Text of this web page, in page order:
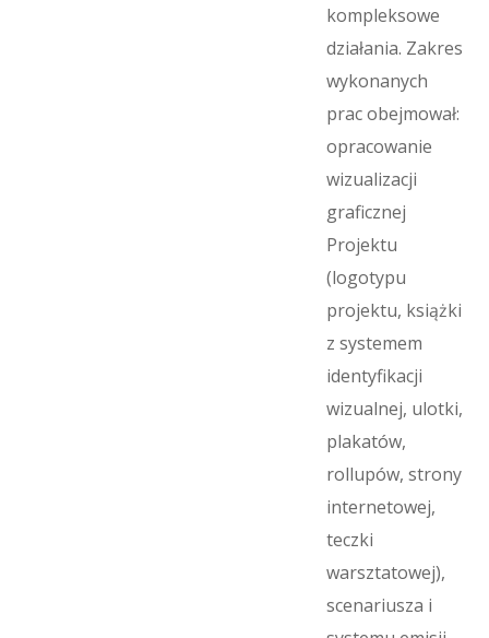
kompleksowe
działania. Zakres
wykonanych
prac obejmował:
opracowanie
wizualizacji
graficznej
Projektu
(logotypu
projektu, książki
z systemem
identyfikacji
wizualnej, ulotki,
plakatów,
rollupów, strony
internetowej,
teczki
warsztatowej),
scenariusza i